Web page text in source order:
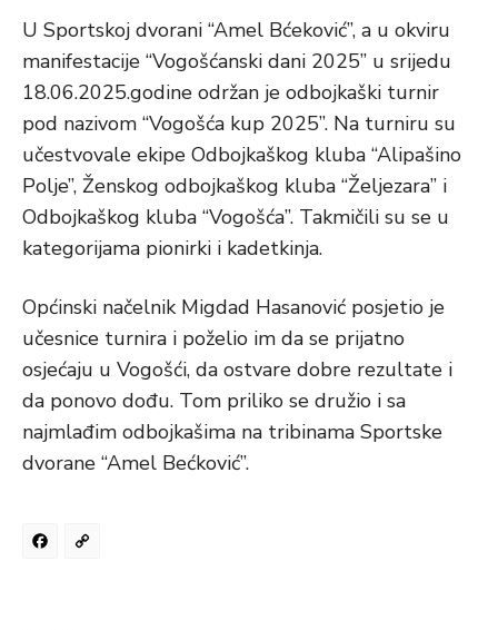
U Sportskoj dvorani “Amel Bćeković”, a u okviru
manifestacije “Vogošćanski dani 2025” u srijedu
18.06.2025.godine održan je odbojkaški turnir
pod nazivom “Vogošća kup 2025”. Na turniru su
učestvovale ekipe Odbojkaškog kluba “Alipašino
Polje”, Ženskog odbojkaškog kluba “Željezara” i
Odbojkaškog kluba “Vogošća”. Takmičili su se u
kategorijama pionirki i kadetkinja.
Općinski načelnik Migdad Hasanović posjetio je
učesnice turnira i poželio im da se prijatno
osjećaju u Vogošći, da ostvare dobre rezultate i
da ponovo dođu. Tom priliko se družio i sa
najmlađim odbojkašima na tribinama Sportske
dvorane “Amel Bećković”.
Facebook